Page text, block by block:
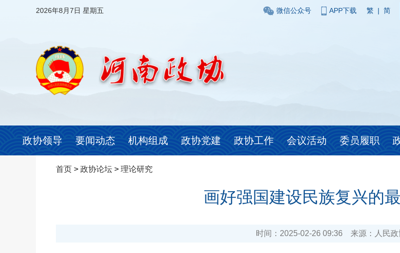
2026年8月7日 星期五 微信公众号 APP下载 繁 | 简
政协领导 要闻动态 机构组成 政协党建 政协工作 会议活动 委员履职
首页 > 政协论坛 > 理论研究
画好强国建设民族复兴的
时间： 2025-02-26 09:36 来源： 人民